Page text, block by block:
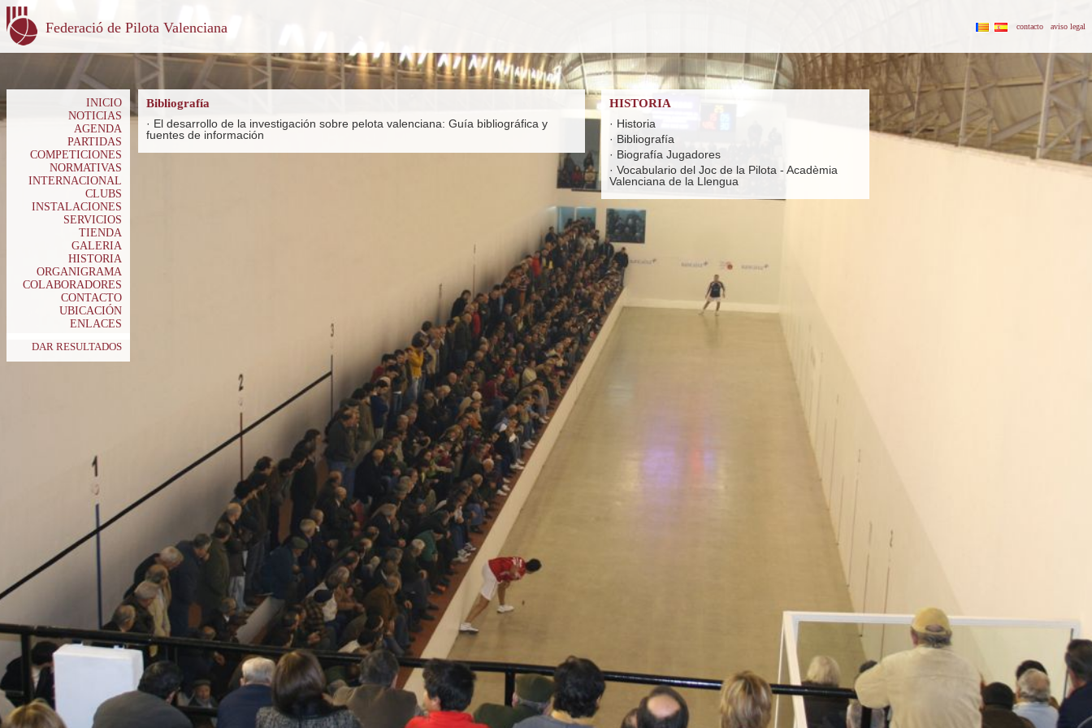
Federació de Pilota Valenciana contacto aviso legal
INICIO
NOTICIAS
AGENDA
PARTIDAS
COMPETICIONES
NORMATIVAS
INTERNACIONAL
CLUBS
INSTALACIONES
SERVICIOS
TIENDA
GALERIA
HISTORIA
ORGANIGRAMA
COLABORADORES
CONTACTO
UBICACIÓN
ENLACES
DAR RESULTADOS
Bibliografía
· El desarrollo de la investigación sobre pelota valenciana: Guía bibliográfica y
fuentes de información
HISTORIA
· Historia
· Bibliografía
· Biografía Jugadores
· Vocabulario del Joc de la Pilota - Acadèmia
Valenciana de la Llengua